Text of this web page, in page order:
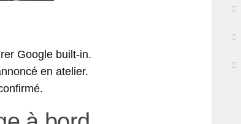
Google built-in.
en atelier.